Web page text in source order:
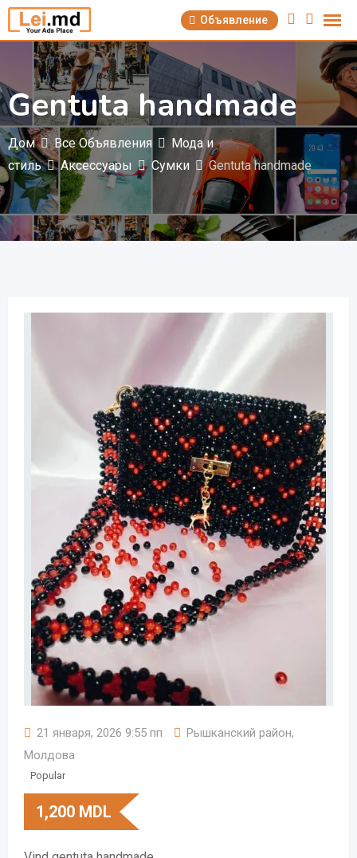
Перейти
содержимому
Объявление
Gentuta handmade
Дом Все Объявления
Мода и
стиль
Аксессуары Сумки Gentuta handmade
21 января, 2026 9:55 пп Рышканский район,
Молдова
Popular
1,200 MDL